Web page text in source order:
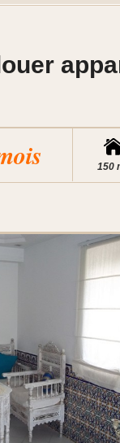
150